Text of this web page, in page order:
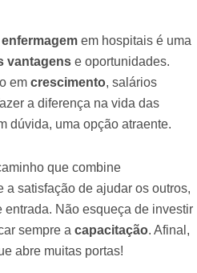
em hospitais é uma
vantagens e oportunidades.
em crescimento, salários
a diferença na vida das
dúvida, uma opção atraente.
que combine
a satisfação de ajudar os outros,
entrada. Não esqueça de investir
sempre a capacitação. Afinal,
abre muitas portas!